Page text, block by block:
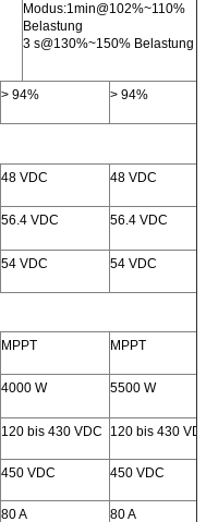
Modus:1min@102%~110%
Belastung
3 s@130%~150% Belastung
> 94% > 94%
48 VDC 48 VDC
56.4 VDC 56.4 VDC
54 VDC 54 VDC
MPPT MPPT
4000 W 5500 W
120 bis 430 VDC 120 bis 430
450 VDC 450 VDC
80 A 80 A